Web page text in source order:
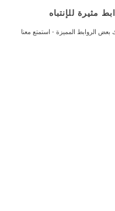
مثيرة للإنتباه
بعض الروابط المميزة - استمتع معنا